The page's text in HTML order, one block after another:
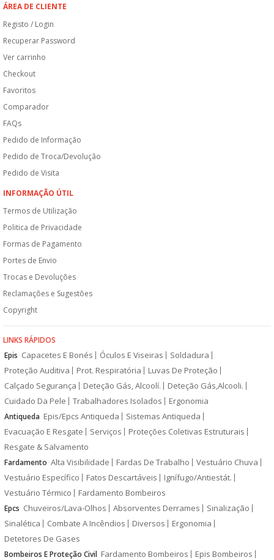
ÁREA DE CLIENTE
Registo / Login
Recuperar Password
Ver carrinho
Checkout
Favoritos
Comparador
FAQs
Pedido de Informação
Pedido de Troca/Devolução
Pedido de Visita
INFORMAÇÃO ÚTIL
Termos de Utilização
Politica de Privacidade
Formas de Pagamento
Portes de Envio
Trocas e Devoluções
Reclamações e Sugestões
Copyright
LINKS RÁPIDOS
Epis Capacetes E Bonés Óculos E Viseiras
Soldadura
Proteção Auditiva
Prot. Respiratória
Luvas De Proteção
Calçado Segurança
Deteção Gás, Alcoolí.
Deteção Gás,Alcooli.
Cuidado Da Pele
Trabalhadores Isolados Ergonomia
Antiqueda Epis/Epcs Antiqueda
Sistemas Antiqueda
Evacuação E Resgate
Serviços
Proteções Coletivas Estruturais
Resgate & Salvamento
Fardamento Alta Visibilidade Fardas De Trabalho
Vestuário Chuva
Vestuário Específico
Fatos Descartáveis
Ignífugo/Antiestát.
Vestuário Térmico
Fardamento Bombeiros
Epcs Chuveiros/Lava-Olhos Absorventes Derrames
Sinalização
Sinalética
Combate A Incêndios Diversos
Ergonomia
Detetores De Gases
Bombeiros E Proteção Civil Fardamento Bombeiros
Epis Bombeiros